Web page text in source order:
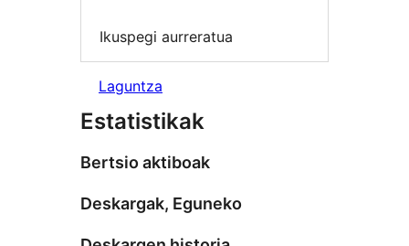
Ikuspegi aurreratua
Laguntza
Estatistikak
Bertsio aktiboak
Deskargak, Eguneko